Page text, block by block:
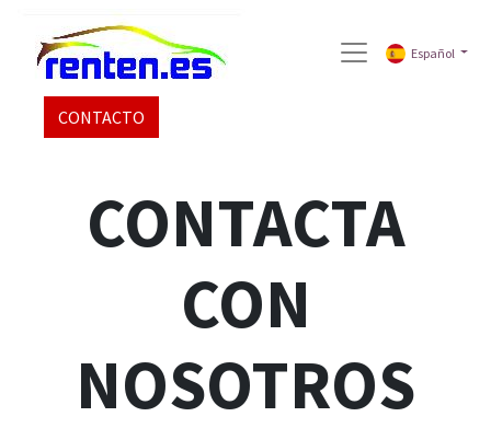
Español
CONTACTO
CONTACTA
CON
NOSOTROS